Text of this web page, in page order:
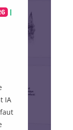
|
IA